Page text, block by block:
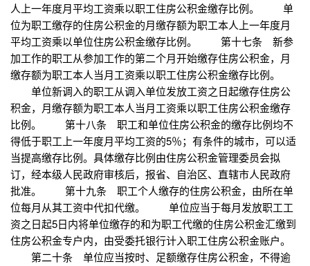
人上一年度月平均工资乘以职工住房公积金缴存比例。 单
位为职工缴存的住房公积金的月缴存额为职工本人上一年度月
平均工资乘以单位住房公积金缴存比例。 第十七条 新参
加工作的职工从参加工作的第二个月开始缴存住房公积金，月
缴存额为职工本人当月工资乘以职工住房公积金缴存比例。
单位新调入的职工从调入单位发放工资之日起缴存住房公
积金，月缴存额为职工本人当月工资乘以职工住房公积金缴存
比例。 第十八条 职工和单位住房公积金的缴存比例均不
得低于职工上一年度月平均工资的5％；有条件的城市，可以适
当提高缴存比例。具体缴存比例由住房公积金管理委员会拟
订，经本级人民政府审核后，报省、自治区、直辖市人民政府
批准。 第十九条 职工个人缴存的住房公积金，由所在单
位每月从其工资中代扣代缴。 单位应当于每月发放职工工
资之日起5日内将单位缴存的和为职工代缴的住房公积金汇缴到
住房公积金专户内，由受委托银行计入职工住房公积金账户。
第二十条 单位应当按时、足额缴存住房公积金，不得逾